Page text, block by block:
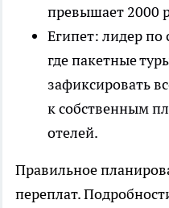
превышает 2000
Египет: лидер по
где пакетные
зафиксировать
к собственным
отелей.
Правильное
переплат.